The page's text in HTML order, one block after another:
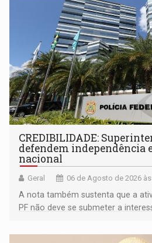
CREDIBILIDADE:
defendem independência
nacional
Geral 06 de Agosto de 2026
A nota também sustenta que a
PF não deve se submeter a